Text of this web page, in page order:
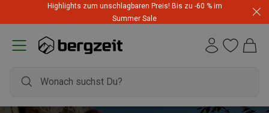
Highlights zum unschlagbaren Preis! Bis zu -60 % im
Summer Sale